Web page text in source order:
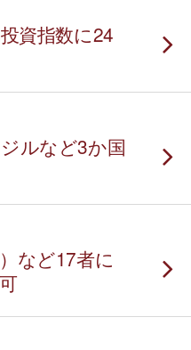
資指数に24
ルなど3か国
など17者に